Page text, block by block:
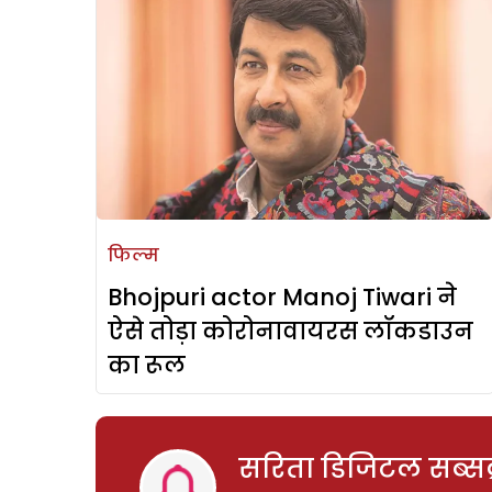
फिल्म
Bhojpuri actor Manoj Tiwari ने
ऐसे तोड़ा कोरोनावायरस लॉकडाउन
का रूल
सरिता डिजिटल